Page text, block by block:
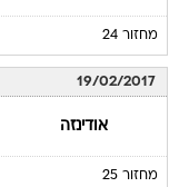
מחזור 24
19/02/2017
אודינזה
מחזור 25